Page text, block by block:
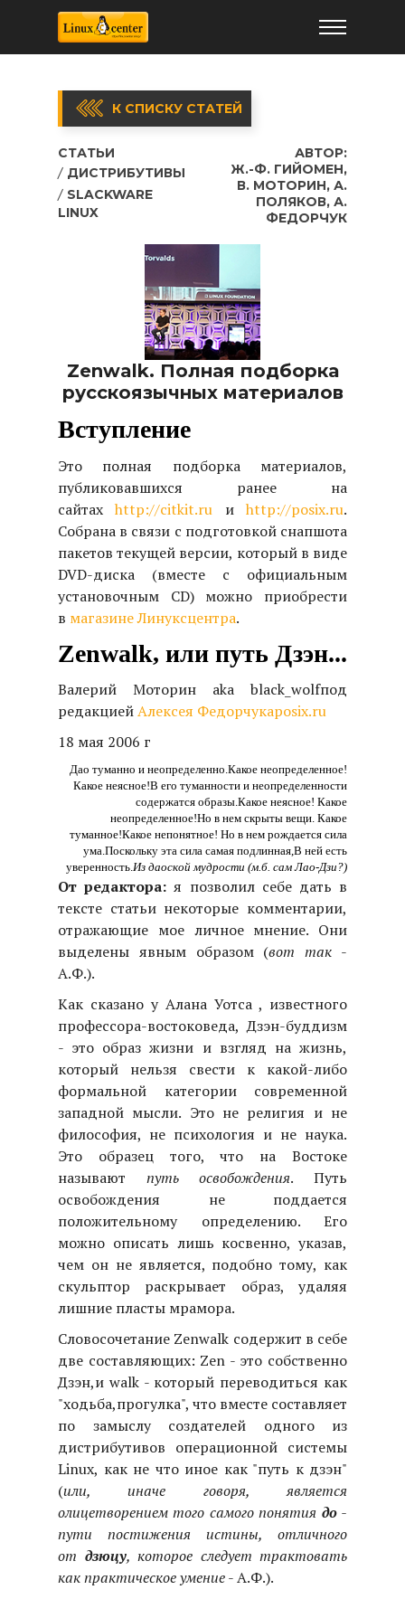
К СПИСКУ СТАТЕЙ
СТАТЬИ
ДИСТРИБУТИВЫ
SLACKWARE
LINUX
АВТОР:
Ж.-Ф. ГИЙОМЕН,
В. МОТОРИН, А.
ПОЛЯКОВ, А.
ФЕДОРЧУК
Zenwalk. Полная подборка
русскоязычных материалов
Вступление
Это полная подборка материалов,
публиковавшихся ранее на
сайтахhttp://citkit.ru иhttp://posix.ru.
Собрана в связи с подготовкой снапшота
пакетов текущей версии, который в виде
DVD-диска (вместе с официальным
установочным CD) можно приобрести
в магазине Линуксцентра.
Zenwalk, или путь Дзэн...
Валерий Моторин aka black_wolfпод
редакциейАлексея Федорчукаposix.ru
18 мая 2006 г
Дао туманно и неопределенно.Какое неопределенное!
Какое неясное!В его туманности и неопределенности
содержатся образы.Какое неясное! Какое
неопределенное!Но в нем скрыты вещи. Какое
туманное!Какое непонятное! Но в нем рождается сила
ума.Поскольку эта сила самая подлинная,В ней есть
уверенность.Из даоской мудрости (м.б. сам Лао-Дзи?)
От редактора: я позволил себе дать в
тексте статьи некоторые комментарии,
отражающие мое личное мнение. Они
выделены явным образом (вот так -
А.Ф.).
Как сказано у Алана Уотса , известного
профессора-востоковеда, Дзэн-буддизм
- это образ жизни и взгляд на жизнь,
который нельзя свести к какой-либо
формальной категории современной
западной мысли. Это не религия и не
философия, не психология и не наука.
Это образец того, что на Востоке
называют путь освобождения. Путь
освобождения не поддается
положительному определению. Его
можно описать лишь косвенно, указав,
чем он не является, подобно тому, как
скульптор раскрывает образ, удаляя
лишние пласты мрамора.
Словосочетание Zenwalk содержит в себе
две составляющих: Zen - это собственно
Дзэн,и walk - который переводиться как
"ходьба,прогулка", что вместе составляет
по замыслу создателей одного из
дистрибутивов операционной системы
Linux, как не что иное как "путь к дзэн"
(или, иначе говоря, является
олицетворением того самого понятия до-
пути постижения истины, отличного
от дзюцу, которое следует трактовать
как практическое умение- А.Ф.).